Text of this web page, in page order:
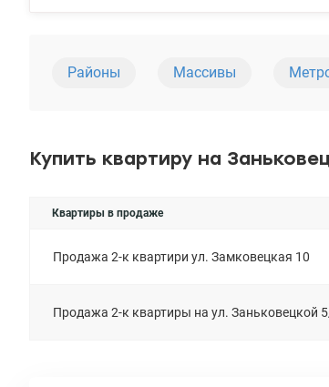
Районы Массивы
Купить квартиру на
Квартиры в продаже
Продажа 2-к квартири ул. Замковецкая 10
Продажа 2-к квартиры на ул. Заньковецкой